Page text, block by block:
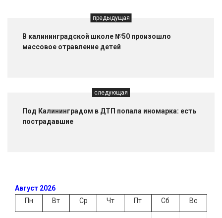
предыдущая
В калининградской школе №50 произошло
массовое отравление детей
следующая
Под Калининградом в ДТП попала иномарка: есть
пострадавшие
Август 2026
Пн
Вт Ср Чт Пт Сб Вс